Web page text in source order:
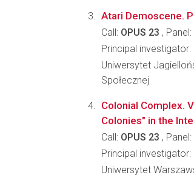
Atari Demoscene.
Call: OPUS 23 , Panel:
Principal
Uniwersytet
Społecznej
Colonial Complex.
Colonies" in the
Call: OPUS 23 , Panel:
Principal
Uniwersytet